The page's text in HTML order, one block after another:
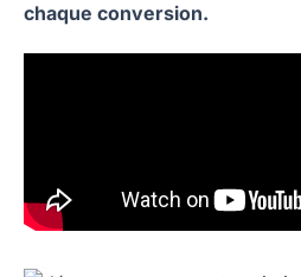
chaque conversion.